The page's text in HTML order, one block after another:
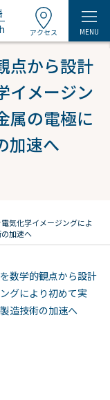
アクセス MENU
点から設計
イメージン
の電極に
加速へ
気化学イメージングによ
加速へ
数学的観点から設計
グにより初めて実
造技術の加速へ